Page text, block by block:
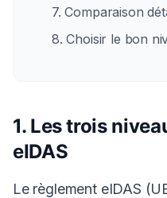
7. Comparaison
8. Choisir le bon
1. Les trois
eIDAS
Le règlement eIDAS